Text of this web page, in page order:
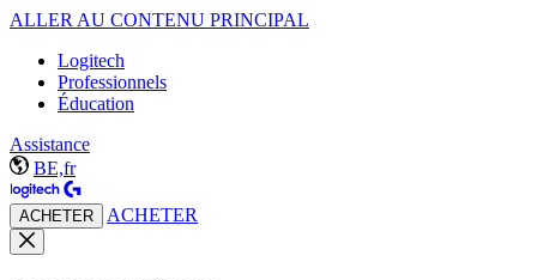
ALLER AU CONTENU PRINCIPAL
Logitech
Professionnels
Éducation
Assistance
BE,fr
ACHETER ACHETER